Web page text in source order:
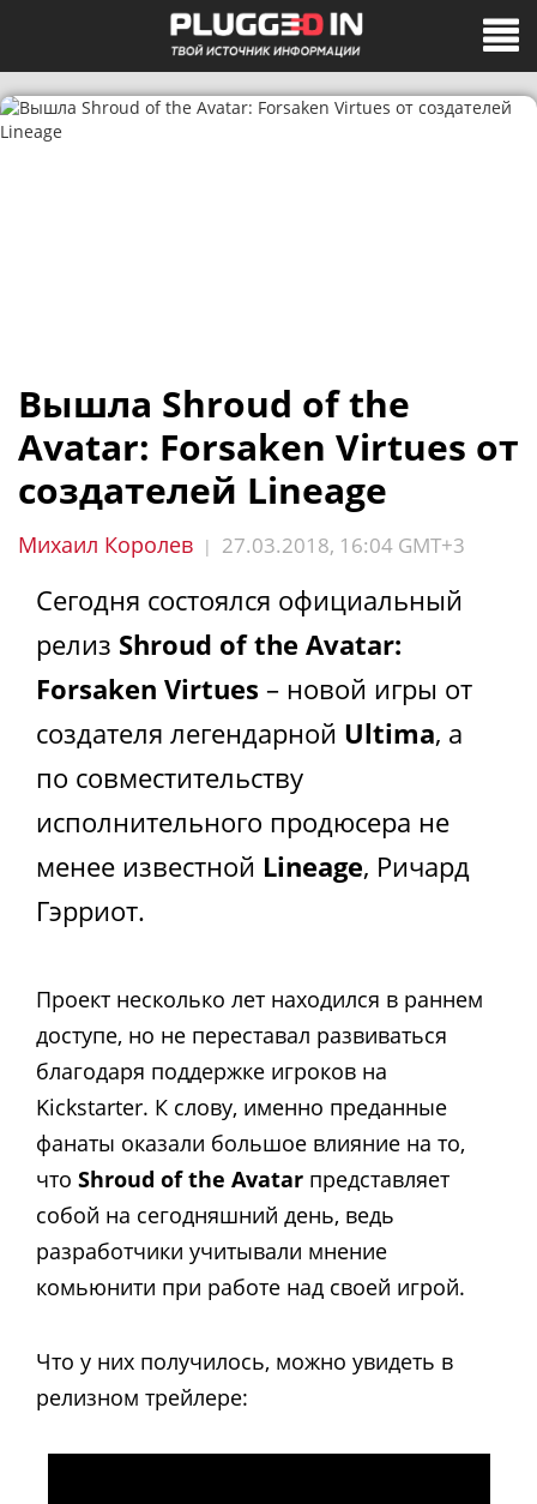
Вышла Shroud of the
Avatar: Forsaken Virtues от
создателей Lineage
Михаил Королев | 27.03.2018, 16:04 GMT+3
Сегодня состоялся официальный
релиз Shroud of the Avatar:
Forsaken Virtues – новой игры от
создателя легендарной Ultima, а
по совместительству
исполнительного продюсера не
менее известной Lineage, Ричард
Гэрриот.
Проект несколько лет находился в раннем
доступе, но не переставал развиваться
благодаря поддержке игроков на
Kickstarter. К слову, именно преданные
фанаты оказали большое влияние на то,
что Shroud of the Avatar представляет
собой на сегодняшний день, ведь
разработчики учитывали мнение
комьюнити при работе над своей игрой.
Что у них получилось, можно увидеть в
релизном трейлере: